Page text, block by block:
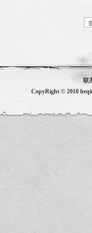
联
CopyRight © 2010